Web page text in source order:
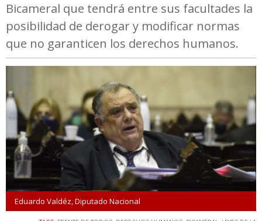
Bicameral que tendrá entre sus facultades la
posibilidad de derogar y modificar normas
que no garanticen los derechos humanos.
Eduardo Valdéz, Diputado Nacional